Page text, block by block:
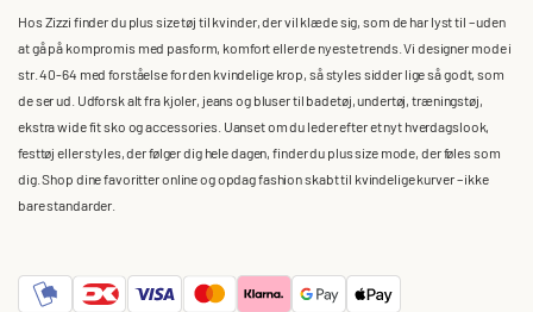
Hos Zizzi finder du plus size tøj til kvinder, der vil klæde sig, som de har lyst til – uden
at gå på kompromis med pasform, komfort eller de nyeste trends. Vi designer mode i
str. 40-64 med forståelse for den kvindelige krop, så styles sidder lige så godt, som
de ser ud. Udforsk alt fra kjoler, jeans og bluser til badetøj, undertøj, træningstøj,
ekstra wide fit sko og accessories. Uanset om du leder efter et nyt hverdagslook,
festtøj eller styles, der følger dig hele dagen, finder du plus size mode, der føles som
dig. Shop dine favoritter online og opdag fashion skabt til kvindelige kurver – ikke
bare standarder.